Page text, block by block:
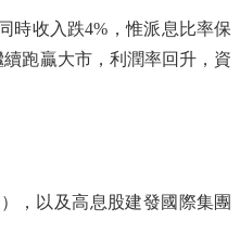
收入跌4%，惟派息比率保
跑贏大市，利潤率回升，資
，以及高息股建發國際集團